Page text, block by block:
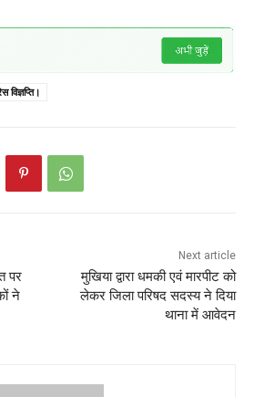
विज्ञप्ति।
पर
ने
Next article
मुखिया द्वारा धमकी एवं मारपीट को
लेकर जिला परिषद सदस्य ने दिया
थाना में आवेदन